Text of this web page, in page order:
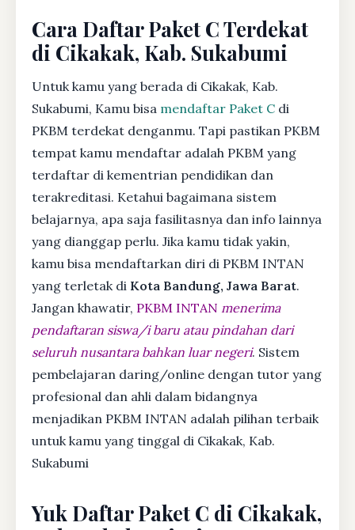
Cara Daftar Paket C Terdekat
di Cikakak, Kab. Sukabumi
Untuk kamu yang berada di Cikakak, Kab.
Sukabumi, Kamu bisa mendaftar Paket C di
PKBM terdekat denganmu. Tapi pastikan PKBM
tempat kamu mendaftar adalah PKBM yang
terdaftar di kementrian pendidikan dan
terakreditasi. Ketahui bagaimana sistem
belajarnya, apa saja fasilitasnya dan info lainnya
yang dianggap perlu. Jika kamu tidak yakin,
kamu bisa mendaftarkan diri di PKBM INTAN
yang terletak di Kota Bandung, Jawa Barat.
Jangan khawatir, PKBM INTAN menerima
pendaftaran siswa/i baru atau pindahan dari
seluruh nusantara bahkan luar negeri. Sistem
pembelajaran daring/online dengan tutor yang
profesional dan ahli dalam bidangnya
menjadikan PKBM INTAN adalah pilihan terbaik
untuk kamu yang tinggal di Cikakak, Kab.
Sukabumi
Yuk Daftar Paket C di Cikakak,